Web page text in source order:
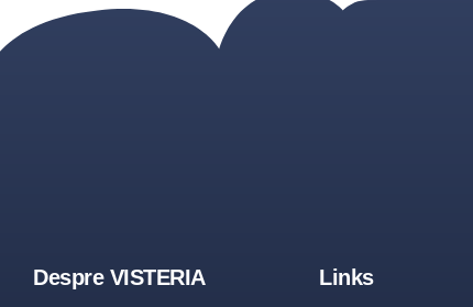
Despre VISTERIA Links